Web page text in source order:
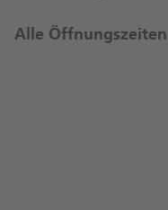
Alle Öffnungszeiten